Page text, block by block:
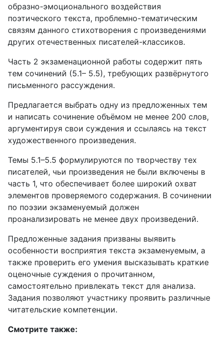
образно-эмоционального воздействия
поэтического текста, проблемно-тематическим
связям данного стихотворения с произведениями
других отечественных писателей-классиков.
Часть 2 экзаменационной работы содержит пять
тем сочинений (5.1– 5.5), требующих развёрнутого
письменного рассуждения.
Предлагается выбрать одну из предложенных тем
и написать сочинение объёмом не менее 200 слов,
аргументируя свои суждения и ссылаясь на текст
художественного произведения.
Темы 5.1–5.5 формулируются по творчеству тех
писателей, чьи произведения не были включены в
часть 1, что обеспечивает более широкий охват
элементов проверяемого содержания. В сочинении
по поэзии экзаменуемый должен
проанализировать не менее двух произведений.
Предложенные задания призваны выявить
особенности восприятия текста экзаменуемым, а
также проверить его умения высказывать краткие
оценочные суждения о прочитанном,
самостоятельно привлекать текст для анализа.
Задания позволяют участнику проявить различные
читательские компетенции.
Смотрите также: